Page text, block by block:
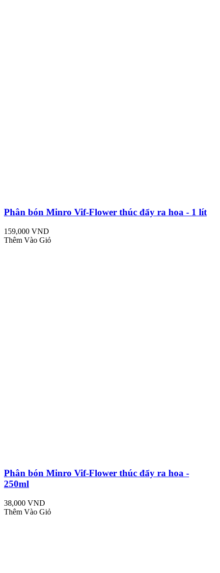
Phân bón Minro Vif-Flower thúc đẩy ra hoa - 1 lít
159,000 VND
Thêm Vào Giỏ
Phân bón Minro Vif-Flower thúc đẩy ra hoa -
250ml
38,000 VND
Thêm Vào Giỏ